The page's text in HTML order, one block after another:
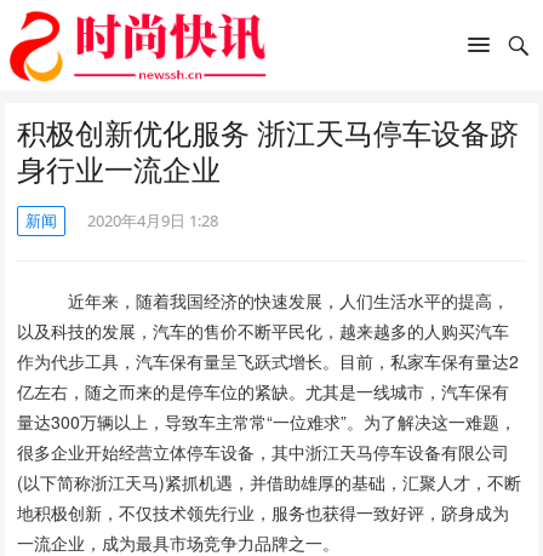
积极创新优化服务 浙江天马停车设备跻
身行业一流企业
新闻 2020年4月9日 1:28
近年来，随着我国经济的快速发展，人们生活水平的提高，
以及科技的发展，汽车的售价不断平民化，越来越多的人购买汽车
作为代步工具，汽车保有量呈飞跃式增长。目前，私家车保有量达2
亿左右，随之而来的是停车位的紧缺。尤其是一线城市，汽车保有
量达300万辆以上，导致车主常常“一位难求”。为了解决这一难题，
很多企业开始经营立体停车设备，其中浙江天马停车设备有限公司
(以下简称浙江天马)紧抓机遇，并借助雄厚的基础，汇聚人才，不断
地积极创新，不仅技术领先行业，服务也获得一致好评，跻身成为
一流企业，成为最具市场竞争力品牌之一。